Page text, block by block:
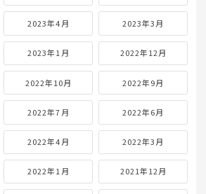
2023年4月 2023年3月
2023年1月 2022年12月
2022年10月 2022年9月
2022年7月 2022年6月
2022年4月 2022年3月
2022年1月 2021年12月